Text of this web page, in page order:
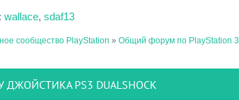
wallace, sdaf13
сообщество PlayStation » Общий форум по PlayStation 3
PS3 DUALSHOCK